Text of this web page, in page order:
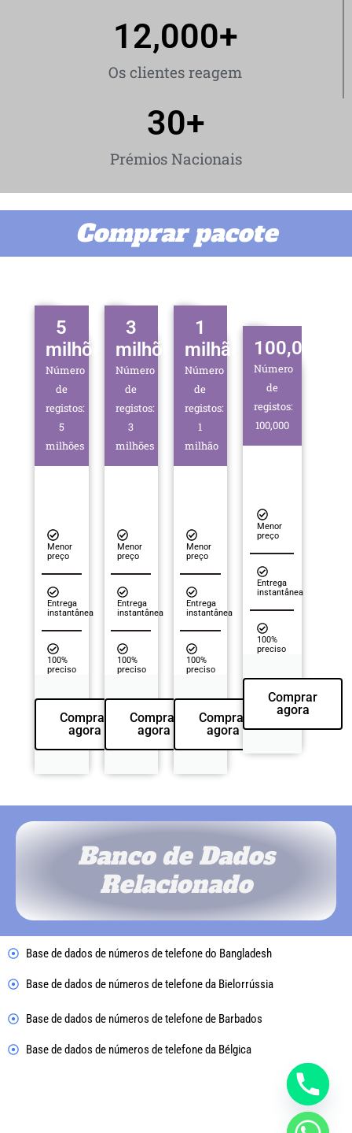
Os clientes reagem
12,000+
Prémios Nacionais
30+
Comprar pacote
5
milhões
Número
de
registos:
5
milhões
Menor
preço
Entrega
instantânea
100%
preciso
Comprar
agora
3
milhões
Número
de
registos:
3
milhões
Menor
preço
Entrega
instantânea
100%
preciso
Comprar
agora
1
milhão
Número
de
registos:
1
milhão
Menor
preço
Entrega
instantânea
100%
preciso
Comprar
agora
100,000
Número
de
registos:
100,000
Menor
preço
Entrega
instantânea
100%
preciso
Comprar
agora
Banco de Dados
Relacionado
Base de dados de números de telefone do Bangladesh
Base de dados de números de telefone da Bielorrússia
Base de dados de números de telefone de Barbados
Base de dados de números de telefone da Bélgica